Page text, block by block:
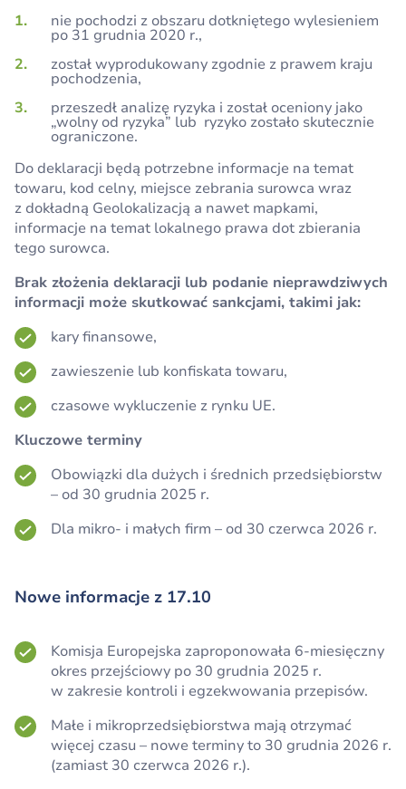
nie pochodzi z obszaru dotkniętego wylesieniem
po 31 grudnia 2020 r.,
został wyprodukowany zgodnie z prawem kraju
pochodzenia,
przeszedł analizę ryzyka i został oceniony jako
„wolny od ryzyka” lub ryzyko zostało skutecznie
ograniczone.
Do deklaracji będą potrzebne informacje na temat
towaru, kod celny, miejsce zebrania surowca wraz
z dokładną Geolokalizacją a nawet mapkami,
informacje na temat lokalnego prawa dot zbierania
tego surowca.
Brak złożenia deklaracji lub podanie nieprawdziwych
informacji może skutkować sankcjami, takimi jak:
kary finansowe,
zawieszenie lub konfiskata towaru,
czasowe wykluczenie z rynku UE.
Kluczowe terminy
Obowiązki dla dużych i średnich przedsiębiorstw
– od 30 grudnia 2025 r.
Dla mikro- i małych firm – od 30 czerwca 2026 r.
Nowe informacje z 17.10
Komisja Europejska zaproponowała 6-miesięczny
okres przejściowy po 30 grudnia 2025 r.
w zakresie kontroli i egzekwowania przepisów.
Małe i mikroprzedsiębiorstwa mają otrzymać
więcej czasu – nowe terminy to 30 grudnia 2026 r.
(zamiast 30 czerwca 2026 r.).